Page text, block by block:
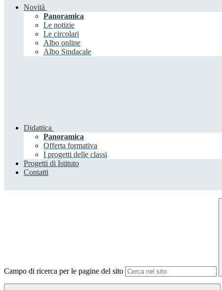
Novità
Panoramica
Le notizie
Le circolari
Albo online
Albo Sindacale
Didattica
Panoramica
Offerta formativa
I progetti delle classi
Progetti di Istituto
Contatti
Campo di ricerca per le pagine del sito